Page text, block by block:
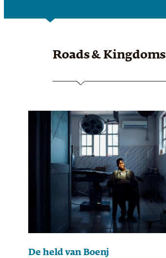
Roads & Kingdoms
De held van Boenj